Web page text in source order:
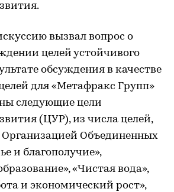
вызвал вопрос о
целей устойчивого
обсуждения в качестве
для «Метафракс Групп»
следующие цели
(ЦУР), из числа целей,
Объединенных
и благополучие»,
«Чистая вода»,
и экономический рост»,